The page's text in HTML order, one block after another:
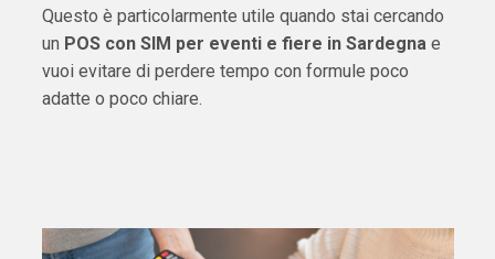
Questo è particolarmente utile quando stai cercando
un POS con SIM per eventi e fiere in Sardegnae
vuoi evitare di perdere tempo con formule poco
adatte o poco chiare.